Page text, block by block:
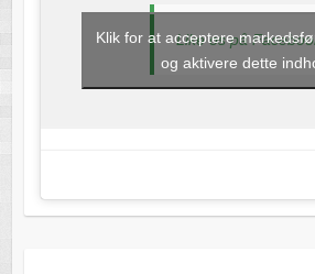
Like os på
Klik for at acceptere
og aktivere dette